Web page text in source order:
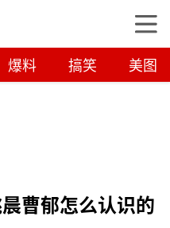
爆料 搞笑 美图
曹郁怎么认识的